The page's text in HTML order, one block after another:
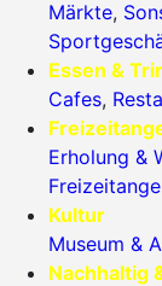
Märkte,
Essen &
Cafes,
Erholung &
Kultur
Museum &
Nachhaltig